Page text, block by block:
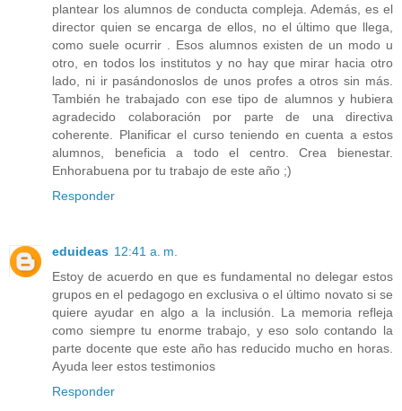
plantear los alumnos de conducta compleja. Además, es el
director quien se encarga de ellos, no el último que llega,
como suele ocurrir . Esos alumnos existen de un modo u
otro, en todos los institutos y no hay que mirar hacia otro
lado, ni ir pasándonoslos de unos profes a otros sin más.
También he trabajado con ese tipo de alumnos y hubiera
agradecido colaboración por parte de una directiva
coherente. Planificar el curso teniendo en cuenta a estos
alumnos, beneficia a todo el centro. Crea bienestar.
Enhorabuena por tu trabajo de este año ;)
Responder
eduideas 12:41 a. m.
Estoy de acuerdo en que es fundamental no delegar estos
grupos en el pedagogo en exclusiva o el último novato si se
quiere ayudar en algo a la inclusión. La memoria refleja
como siempre tu enorme trabajo, y eso solo contando la
parte docente que este año has reducido mucho en horas.
Ayuda leer estos testimonios
Responder